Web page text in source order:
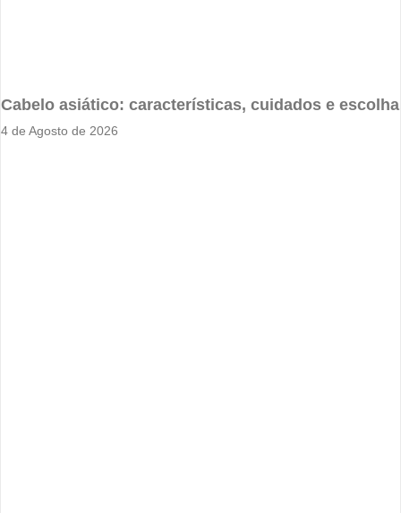
Cabelo asiático: características, cuidados e escolha
4 de Agosto de 2026